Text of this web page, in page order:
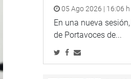
05 Ago 2026 | 16:06 h
En una nueva
de Portavoces de...